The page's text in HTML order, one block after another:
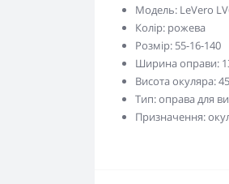
Модель: LeVero
Колір: рожева
Розмір: 55-16-140
Ширина оправи:
Висота окуляра:
Тип: оправа для
Призначення: